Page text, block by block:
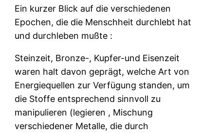
Ein kurzer Blick auf die verschiedenen
Epochen, die die Menschheit durchlebt hat
und durchleben mußte :
Steinzeit, Bronze-, Kupfer-und Eisenzeit
waren halt davon geprägt, welche Art von
Energiequellen zur Verfügung standen, um
die Stoffe entsprechend sinnvoll zu
manipulieren (legieren , Mischung
verschiedener Metalle, die durch